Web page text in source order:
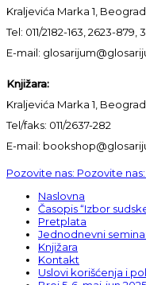
Kraljevića Marka 1, Beograd
Tel: 011/2182-163, 2623-879,
E-mail:
Knjižara:
Kraljevića Marka 1, Beograd
Tel/faks: 011/2637-282
E-mail:
Pozovite nas: Pozovite nas:
Naslovna
Časopis “Izbor
Pretplata
Jednodnevni
Knjižara
Kontakt
Uslovi korišćenja i